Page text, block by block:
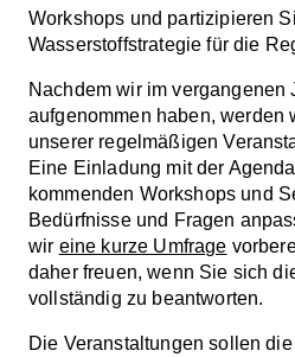
Workshops und partizipieren
Wasserstoffstrategie für die
Nachdem wir im vergangenen
aufgenommen haben, werden
unserer regelmäßigen
Eine Einladung mit der
kommenden Workshops und
Bedürfnisse und Fragen
wir eine kurze Umfrage
daher freuen, wenn Sie sich
vollständig zu beantworten.
Die Veranstaltungen sollen